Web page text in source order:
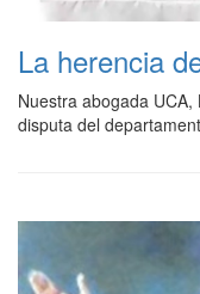
La herencia
Nuestra abogada
disputa del